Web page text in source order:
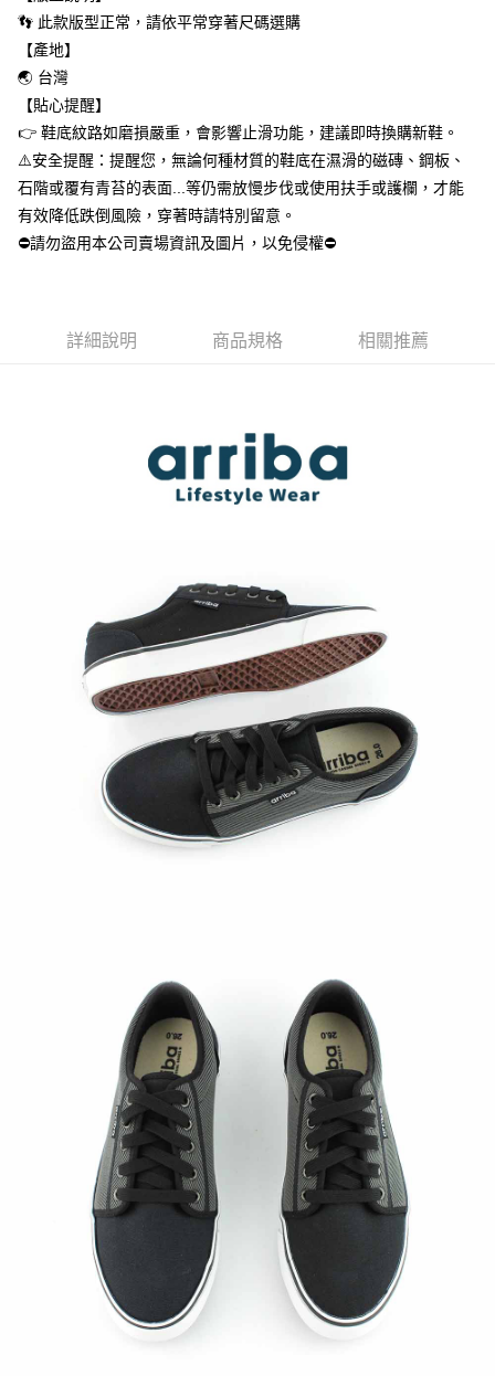
ATM／網路銀行／等多元方式進行付款，方視為交易完成。
※ 請注意：結帳手續完成當下不需立刻繳費，但若您需要取消訂單，請聯絡
購買商品的店家。未經商家同意取消之訂單仍視為有效，需透過AFTEE先享
後付繳納相關費用。
是否繳費成功／繳費後需取消欲退款等相關疑問，請聯繫「AFTEE先享後付
客戶支援中心」https://netprotections.freshdesk.com/support/home
【注意事項】
１．透過由恩沛科技股份有限公司提供之「AFTEE先享後付」服務完成之交
易，需依本服務之必要範圍內提供個人資料，並將交易相關給付款項請求債
２．關於個人資料處理事宜，請瀏覽以下網址：
４．使用「AFTEE先享後付」時，將依據個別帳號之用戶狀況，依本公司即
萊爾富取貨付款
每筆NT$50，滿NT$699(含以上)免運費
每筆NT$50，滿NT$699(含以上)免運費
7-11取貨付款
每筆NT$60，滿NT$699(含以上)免運費
付款後7-11取貨
每筆NT$100，滿NT$699(含以上)免運費
👣 此款版型正常，請依平常穿著尺碼選購
【產地】
🌏 台灣
【貼心提醒】
👉 鞋底紋路如磨損嚴重，會影響止滑功能，建議即時換購新鞋。
⚠️安全提醒：提醒您，無論何種材質的鞋底在濕滑的磁磚、鋼板、
石階或覆有青苔的表面...等仍需放慢步伐或使用扶手或護欄，才能
有效降低跌倒風險，穿著時請特別留意。
⛔請勿盜用本公司賣場資訊及圖片，以免侵權⛔
詳細說明 商品規格 相關推薦